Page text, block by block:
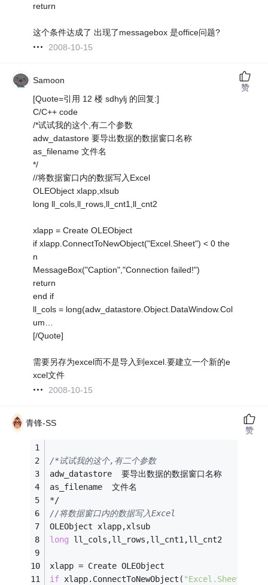
return
这个条件达成了 出现了messagebox 是office问题?
2008-10-15
Samoon
[Quote=引用 12 楼 sdhylj 的回复:]
C/C++ code
/*试试我的这个,有二个参数
adw_datastore 要导出数据的数据窗口名称
as_filename 文件名
*/
//将数据窗口内的数据写入Excel
OLEObject xlapp,xlsub
long ll_cols,ll_rows,ll_cnt1,ll_cnt2
xlapp = Create OLEObject
if xlapp.ConnectToNewObject("Excel.Sheet") < 0 the
n
MessageBox("Caption","Connection failed!")
return
end if
ll_cols = long(adw_datastore.Object.DataWindow.Col
um…
[/Quote]
需要另存为excel而不是导入到excel.要建立一个新的e
xcel文件
2008-10-15
赞
青锋-SS
/*试试我的这个,有二个参数
adw_datastore  要导出数据的数据窗口名称
as_filename  文件名
*/
//将数据窗口内的数据写入Excel
OLEObject xlapp,xlsub
long ll_cols,ll_rows,ll_cnt1,ll_cnt2
xlapp = Create OLEObject
if xlapp.ConnectToNewObject( "Excel.Sheet"
赞